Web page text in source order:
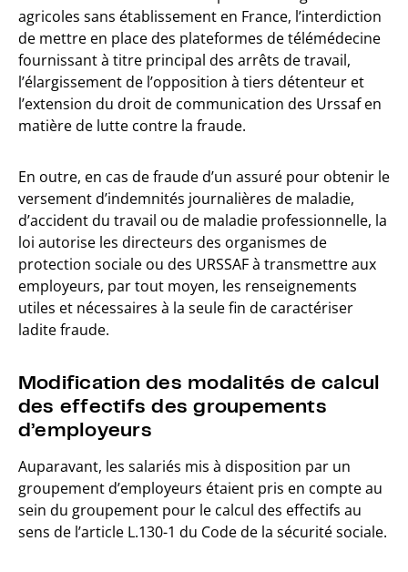
agricoles sans établissement en France, l’interdiction
de mettre en place des plateformes de télémédecine
fournissant à titre principal des arrêts de travail,
l’élargissement de l’opposition à tiers détenteur et
l’extension du droit de communication des Urssaf en
matière de lutte contre la fraude.
En outre, en cas de fraude d’un assuré pour obtenir le
versement d’indemnités journalières de maladie,
d’accident du travail ou de maladie professionnelle, la
loi autorise les directeurs des organismes de
protection sociale ou des URSSAF à transmettre aux
employeurs, par tout moyen, les renseignements
utiles et nécessaires à la seule fin de caractériser
ladite fraude.
Modification des modalités de calcul
des effectifs des groupements
d’employeurs
Auparavant, les salariés mis à disposition par un
groupement d’employeurs étaient pris en compte au
sein du groupement pour le calcul des effectifs au
sens de l’article L.130-1 du Code de la sécurité sociale.